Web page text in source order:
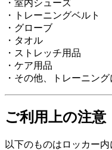
・室内シューズ
・トレーニングベルト
・グローブ
・タオル
・ストレッチ用品
・ケア用品
・その他、トレーニン
ご利用上の注意
以下のものはロッカー内